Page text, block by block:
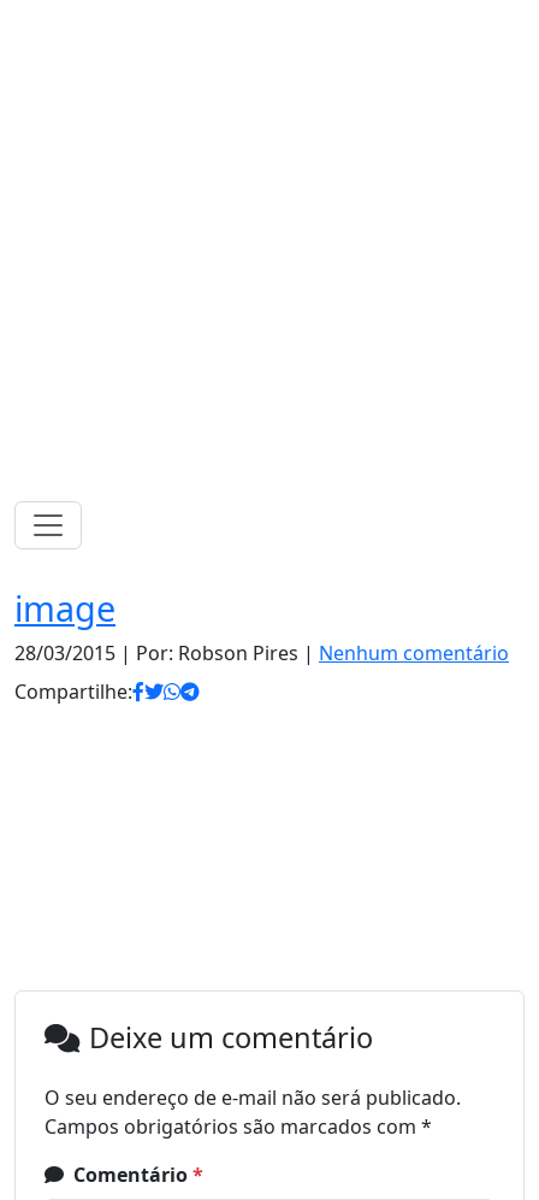
image
28/03/2015 | Por: Robson Pires | Nenhum comentário
Compartilhe:
Deixe um comentário
O seu endereço de e-mail não será publicado.
Campos obrigatórios são marcados com *
Comentário*